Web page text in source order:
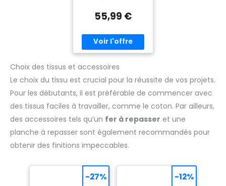
55,99 €
Choix des tissus et accessoires
Le choix du tissu est crucial pour la réussite de vos projets.
Pour les débutants, il est préférable de commencer avec
des tissus faciles à travailler, comme le coton. Par ailleurs,
des accessoires tels qu’un fer à repasser et une
planche à repasser sont également recommandés pour
obtenir des finitions impeccables.
-27% -12%